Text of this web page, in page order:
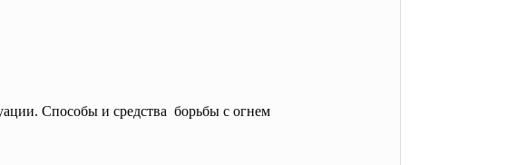
Способы и средства борьбы с огнем